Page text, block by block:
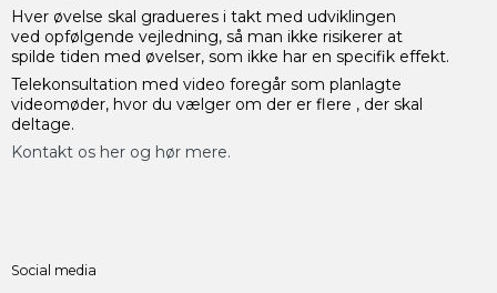
Hver øvelse skal gradueres i takt med udviklingen
ved opfølgende vejledning, så man ikke risikerer at
spilde tiden med øvelser, som ikke har en specifik effekt.
Telekonsultation med video foregår som planlagte
videomøder, hvor du vælger om der er flere , der skal
deltage.
Kontakt os her og hør mere.
Social media